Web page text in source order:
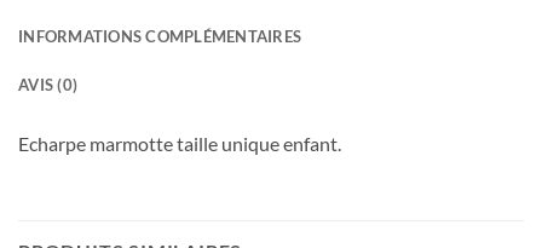
INFORMATIONS COMPLÉMENTAIRES
AVIS (0)
Echarpe marmotte taille unique enfant.